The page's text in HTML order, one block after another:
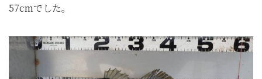
57cmでした。